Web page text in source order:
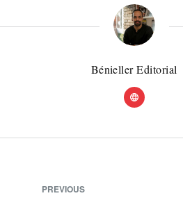
Bénieller Editorial
PREVIOUS